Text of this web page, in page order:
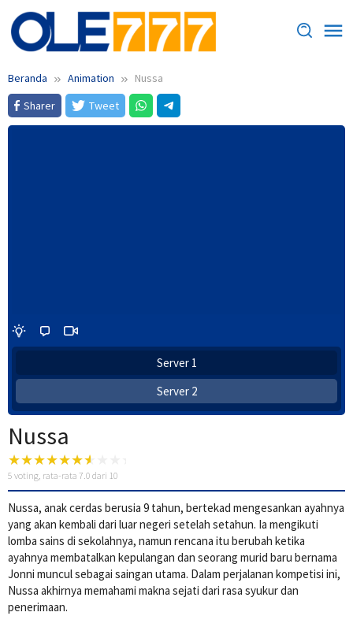
Loncat
ke
konten
Beranda Animation
Nussa
Sharer
Tweet
Server 1
Server 2
Nussa
5 voting, rata-rata 7.0 dari 10
Nussa, anak cerdas berusia 9 tahun, bertekad mengesankan ayahnya
yang akan kembali dari luar negeri setelah setahun. Ia mengikuti
lomba sains di sekolahnya, namun rencana itu berubah ketika
ayahnya membatalkan kepulangan dan seorang murid baru bernama
Jonni muncul sebagai saingan utama. Dalam perjalanan kompetisi ini,
Nussa akhirnya memahami makna sejati dari rasa syukur dan
penerimaan.